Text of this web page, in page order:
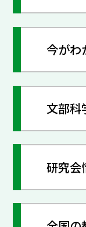
今がわ
文部科
研究会